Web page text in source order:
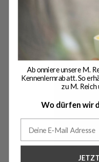
Abonniere unsere M.
Kennenlernrabatt. So
zu M.
Wo dürfen wir